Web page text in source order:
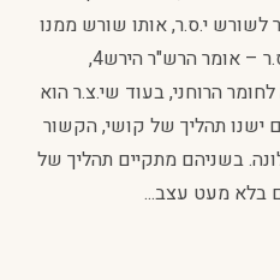
לשורש י.ס.ר, אותו שורש ממנו
צומחים המוסר וגם הייסורים. י.ס.ר – אומר הרש"ר הירש4,
הרוחני, בעוד שי.צ.ר הוא
ישנו תהליך של קושי, הקשור
בשניהם מתקיים תהליך של
בלא מעט עצב...